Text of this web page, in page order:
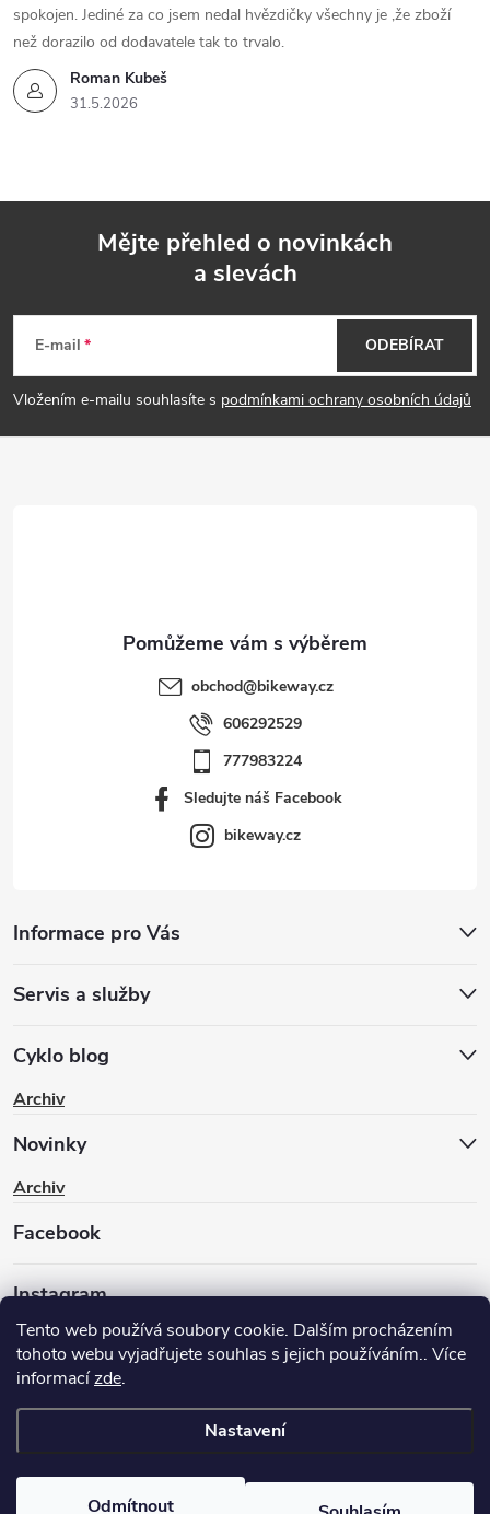
Tento web používá soubory cookie. Dalším procházením
tohoto webu vyjadřujete souhlas s jejich používáním.. Více
informacízde.
Nastavení
Odmítnout
Roman Kubeš
31.5.2026
spokojen. Jediné za co jsem nedal hvězdičky všechny je ,že zboží
než dorazilo od dodavatele tak to trvalo.
p
Mějte přehled o novinkách
a slevách
E-mail
Vložením e-mailu souhlasíte s podmínkami ochrany osobních údajů
ODEBÍRAT
obchod@bikeway.cz
606292529
777983224
Sledujte náš Facebook
bikeway.cz
Informace pro Vás
Servis a služby
Cyklo blog
Archiv
Novinky
Archiv
Facebook
Instagram
nastavení cookies